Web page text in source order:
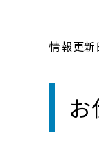
情報更
お